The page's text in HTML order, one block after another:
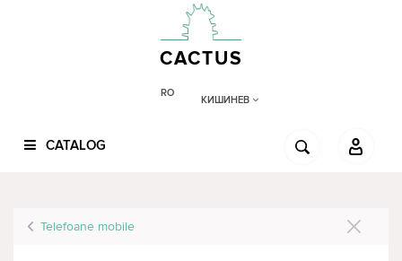
CACTUS
RO
КИШИНЕВ
CATALOG
Telefoane mobile